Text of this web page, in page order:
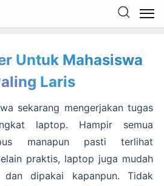
Untuk Mahasiswa
Laris
sekarang mengerjakan tugas
laptop. Hampir semua
manapun pasti terlihat
praktis, laptop juga mudah
dan dipakai kapanpun. Tidak